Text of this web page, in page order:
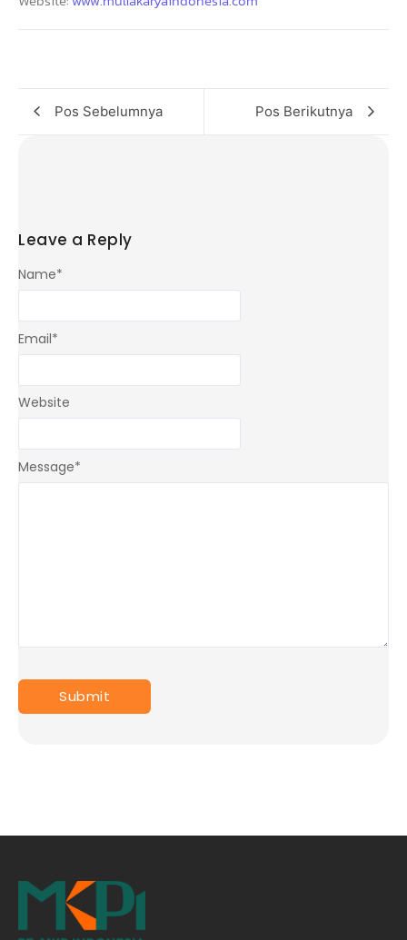
Pos Sebelumnya Pos Berikutnya
Leave a Reply
Message*
Name*
Email*
Website